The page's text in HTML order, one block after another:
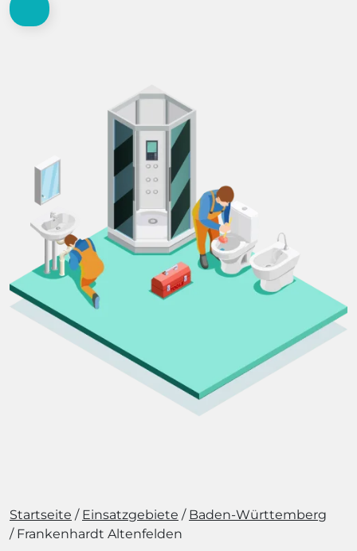
Startseite Einsatzgebiete
Baden-Württemberg
Frankenhardt Altenfelden